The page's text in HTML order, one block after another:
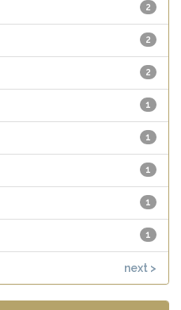
2
2
2
1
1
1
1
1
next >